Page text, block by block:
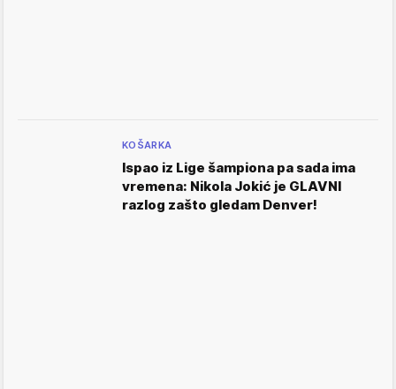
KOŠARKA
Ispao iz Lige šampiona pa sada ima
vremena: Nikola Jokić je GLAVNI
razlog zašto gledam Denver!